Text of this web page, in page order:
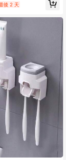
家或海灘使用
後 2 天